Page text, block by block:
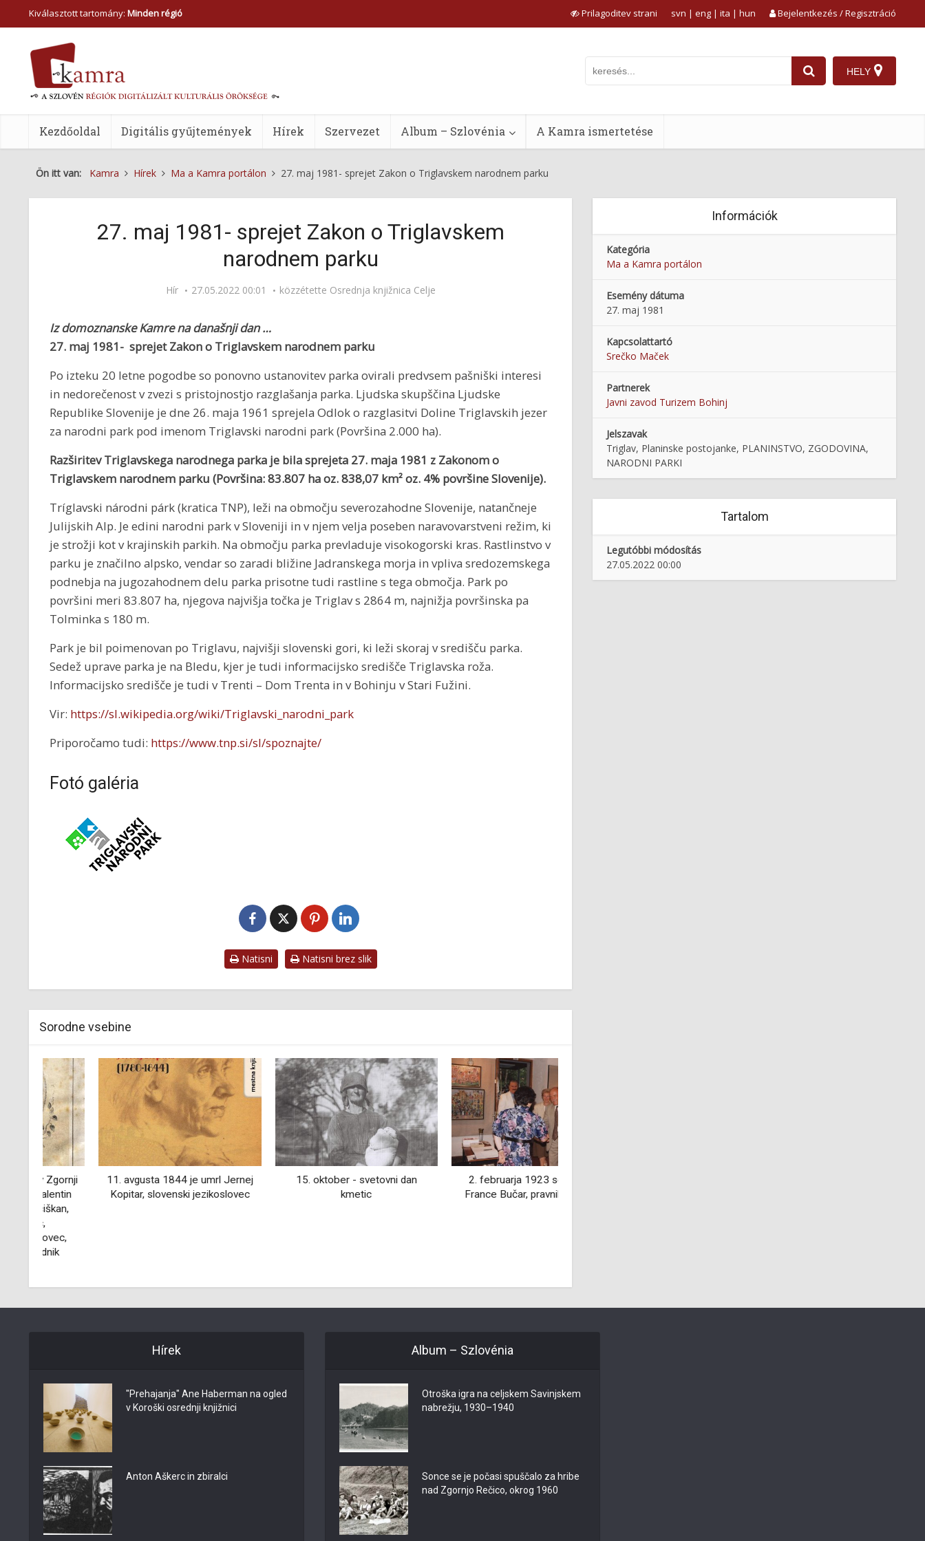
Kiválasztott tartomány: Minden régió Prilagoditev strani Bejelentkezés / Regisztráció
svn | eng | ita | hun
HELY
Kezdőoldal Digitális gyűjtemények Hírek Szervezet Album – Szlovénia A Kamra ismertetése
Ön itt van: Kamra Hírek Ma a Kamra portálon 27. maj 1981- sprejet Zakon o Triglavskem narodnem parku
27. maj 1981- sprejet Zakon o Triglavskem
narodnem parku
Hír 27.05.2022 00:01 közzétette Osrednja knjižnica Celje
Iz domoznanske Kamre na današnji dan …
27. maj 1981- sprejet Zakon o Triglavskem narodnem parku
Po izteku 20 letne pogodbe so ponovno ustanovitev parka ovirali predvsem pašniški interesi
in nedorečenost v zvezi s pristojnostjo razglašanja parka. Ljudska skupščina Ljudske
Republike Slovenije je dne 26. maja 1961 sprejela Odlok o razglasitvi Doline Triglavskih jezer
za narodni park pod imenom Triglavski narodni park (Površina 2.000 ha).
Razširitev Triglavskega narodnega parka je bila sprejeta 27. maja 1981 z Zakonom o
Triglavskem narodnem parku (Površina: 83.807 ha oz. 838,07 km² oz. 4% površine Slovenije).
Tríglavski národni párk (kratica TNP), leži na območju severozahodne Slovenije, natančneje
Julijskih Alp. Je edini narodni park v Sloveniji in v njem velja poseben naravovarstveni režim, ki
je strožji kot v krajinskih parkih. Na območju parka prevladuje visokogorski kras. Rastlinstvo v
parku je značilno alpsko, vendar so zaradi bližine Jadranskega morja in vpliva sredozemskega
podnebja na jugozahodnem delu parka prisotne tudi rastline s tega območja. Park po
površini meri 83.807 ha, njegova najvišja točka je Triglav s 2864 m, najnižja površinska pa
Tolminka s 180 m.
Park je bil poimenovan po Triglavu, najvišji slovenski gori, ki leži skoraj v središču parka.
Sedež uprave parka je na Bledu, kjer je tudi informacijsko središče Triglavska roža.
Informacijsko središče je tudi v Trenti – Dom Trenta in v Bohinju v Stari Fužini.
Vir: https://sl.wikipedia.org/wiki/Triglavski_narodni_park
Priporočamo tudi: https://www.tnp.si/sl/spoznajte/
Fotó galéria
Natisni Natisni brez slik
Sorodne vsebine
11. avgusta 1844 je umrl Jernej
Kopitar, slovenski jezikoslovec
15. oktober - svetovni dan
2. februarja 1923 se je rodil
France Bučar, pravnik in politik
Információk
Kategória
Ma a Kamra portálon
Esemény dátuma
27. maj 1981
Kapcsolattartó
Srečko Maček
Partnerek
Javni zavod Turizem Bohinj
Jelszavak
Triglav, Planinske postojanke, PLANINSTVO, ZGODOVINA,
NARODNI PARKI
Tartalom
Legutóbbi módosítás
27.05.2022 00:00
Hírek
"Prehajanja" Ane Haberman na ogled
v Koroški osrednji knjižnici
Anton Aškerc in zbiralci
Album – Szlovénia
Otroška igra na celjskem Savinjskem
nabrežju, 1930–1940
Sonce se je počasi spuščalo za hribe
nad Zgornjo Rečico, okrog 1960